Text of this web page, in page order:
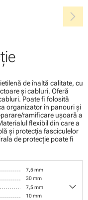
chevron_right
de înaltă calitate, cu
şi cabluri. Oferă
Poate fi folosită
organizator în panouri şi
ramificare uşoară a
flexibil din care a
şi protecţia fasciculelor
de protecţie poate fi
7,5 mm
30 mm
7,5 mm
10 mm keyboard_arrow_down